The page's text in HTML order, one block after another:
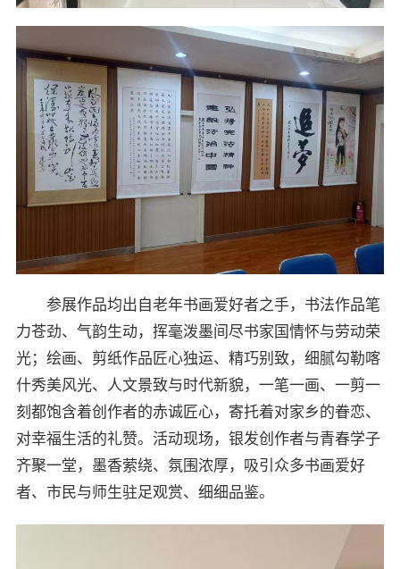
参展作品均出自老年书画爱好者之手，书法作品笔
力苍劲、气韵生动，挥毫泼墨间尽书家国情怀与劳动荣
光；绘画、剪纸作品匠心独运、精巧别致，细腻勾勒喀
什秀美风光、人文景致与时代新貌，一笔一画、一剪一
刻都饱含着创作者的赤诚匠心，寄托着对家乡的眷恋、
对幸福生活的礼赞。活动现场，银发创作者与青春学子
齐聚一堂，墨香萦绕、氛围浓厚，吸引众多书画爱好
者、市民与师生驻足观赏、细细品鉴。